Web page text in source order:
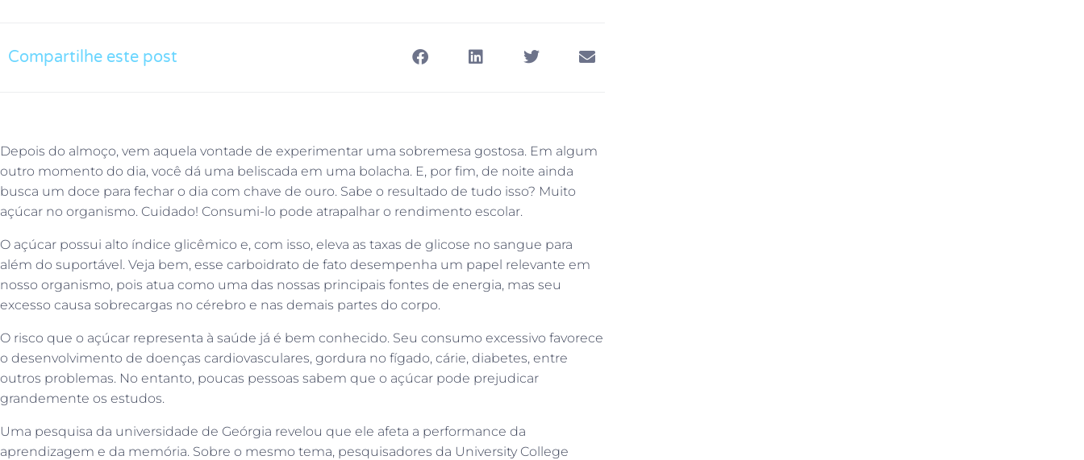
Compartilhe este post
Depois do almoço, vem aquela vontade de experimentar uma sobremesa gostosa. Em algum
outro momento do dia, você dá uma beliscada em uma bolacha. E, por fim, de noite ainda
busca um doce para fechar o dia com chave de ouro. Sabe o resultado de tudo isso? Muito
açúcar no organismo. Cuidado! Consumi-lo pode atrapalhar o rendimento escolar.
O açúcar possui alto índice glicêmico e, com isso, eleva as taxas de glicose no sangue para
além do suportável. Veja bem, esse carboidrato de fato desempenha um papel relevante em
nosso organismo, pois atua como uma das nossas principais fontes de energia, mas seu
excesso causa sobrecargas no cérebro e nas demais partes do corpo.
O risco que o açúcar representa à saúde já é bem conhecido. Seu consumo excessivo favorece
o desenvolvimento de doenças cardiovasculares, gordura no fígado, cárie, diabetes, entre
outros problemas. No entanto, poucas pessoas sabem que o açúcar pode prejudicar
grandemente os estudos.
Uma pesquisa da universidade de Geórgia revelou que ele afeta a performance da
aprendizagem e da memória. Sobre o mesmo tema, pesquisadores da University College